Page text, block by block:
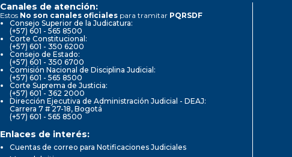
Canales de atención:
Estos No son canales oficiales para tramitar PQRSDF
Consejo Superior de la Judicatura:
(+57) 601 - 565 8500
Corte Constitucional:
(+57) 601 - 350 6200
Consejo de Estado:
(+57) 601 - 350 6700
Comisión Nacional de Disciplina Judicial:
(+57) 601 - 565 8500
Corte Suprema de Justicia:
(+57) 601 - 362 2000
Dirección Ejecutiva de Administración Judicial - DEAJ:
Carrera 7 # 27-18, Bogotá
(+57) 601 - 565 8500
Enlaces de interés:
Cuentas de correo para Notificaciones Judiciales